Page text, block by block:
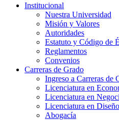
Institucional
Nuestra Universidad
Misión y Valores
Autoridades
Estatuto y Código de
Reglamentos
Convenios
Carreras de Grado
Ingreso a Carreras de
Licenciatura en
Licenciatura en
Licenciatura en
Abogacía